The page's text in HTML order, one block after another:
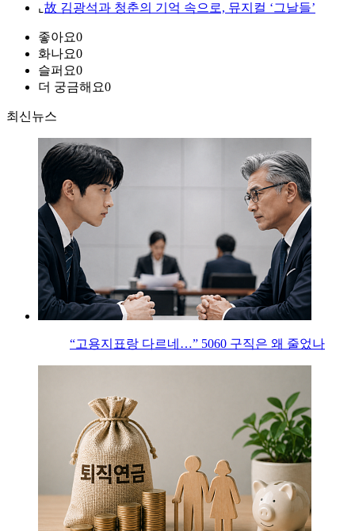
⌞ 故 김광석과 청춘의 기억 속으로, 뮤지컬 ‘그날들’
좋아요0
화나요0
슬퍼요0
더 궁금해요0
최신뉴스
“고용지표랑 다르네…” 5060 구직은 왜 줄었나